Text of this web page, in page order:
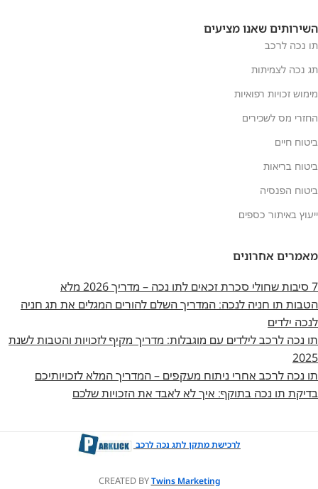
מאמרים אחרונים
7 סיבות שחולי סכרת זכאים לתו נכה – מדריך 2026 מלא
הטבות תו חניה לנכה: המדריך השלם להורים המגלים את תג חניה
לנכה ילדים
תו נכה לרכב לילדים עם מוגבלות: מדריך מקיף לזכויות והטבות לשנת
2025
תו נכה לרכב אחרי ניתוח מעקפים – המדריך המלא לזכויותיכם
בדיקת תו נכה בתוקף: איך לא לאבד את הזכויות שלכם
השירותים שאנו מציעים
תו נכה לרכב
תג נכה לצמיתות
מימוש זכויות רפואיות
החזרי מס לשכירים
ביטוח חיים
ביטוח בריאות
ביטוח הפנסיה
ייעוץ באיתור כספים
לרכישת מתקן לתג נכה לרכב
CREATED BYTwins Marketing